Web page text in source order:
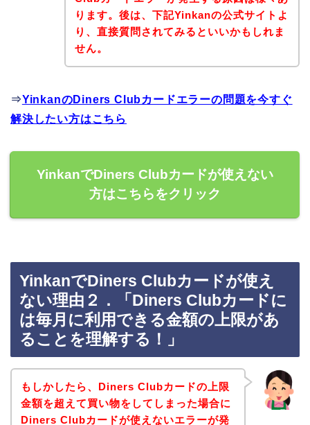
ります。後は、下記Yinkanの公式サイトよ
り、直接質問されてみるといいかもしれま
せん。
⇒YinkanのDiners Clubカードエラーの問題を今すぐ
解決したい方はこちら
YinkanでDiners Clubカードが使えない
方はこちらをクリック
YinkanでDiners Clubカードが使え
ない理由２．「Diners Clubカードに
は毎月に利用できる金額の上限があ
ることを理解する！」
もしかしたら、Diners Clubカードの上限
金額を超えて買い物をしてしまった場合に
Diners Clubカードが使えないエラーが発